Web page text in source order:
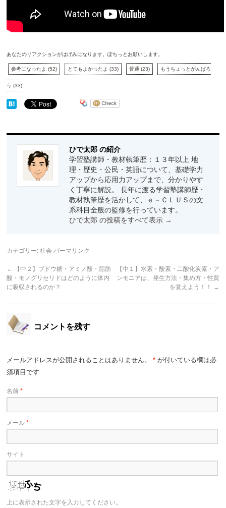
あなたのリアクションがはげみになります。ぽちっとお願いします。
参考になったよ(52) とてもよかったよ(33) 普通(23) もうちょっとがんばろ
う(33)
ひで太郎 の紹介
学習塾講師・教材執筆歴：１３年以上 地
理・歴史・公民・英語について、基礎学力
アップから応用力アップまで、分かりやす
く丁寧に解説。 長年に渡る学習塾講師歴・
教材執筆歴を活かして、ｅ－ＣＬＵＳの文
系科目全般の監修を行っています。
ひで太郎 の投稿をすべて表示 →
カテゴリー:社会 パーマリンク
←
【中２】ブドウ糖・アミノ酸・脂肪
酸・モノグリセリドはどのように体内
に吸収されるのか？
【中１】水素・酸素・二酸化炭素・ア
ンモニアは、発生方法・集め方・性質
を覚えよう！！
→
コメントを残す
メールアドレスが公開されることはありません。 * が付いている欄は必
須項目です
名前*
メール*
サイト
上に表示された文字を入力してください。